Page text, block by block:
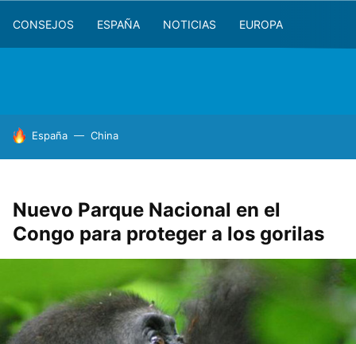
CONSEJOS ESPAÑA NOTICIAS EUROPA
HOY SE HABLA DE
España China
Nuevo Parque Nacional en el
Congo para proteger a los gorilas